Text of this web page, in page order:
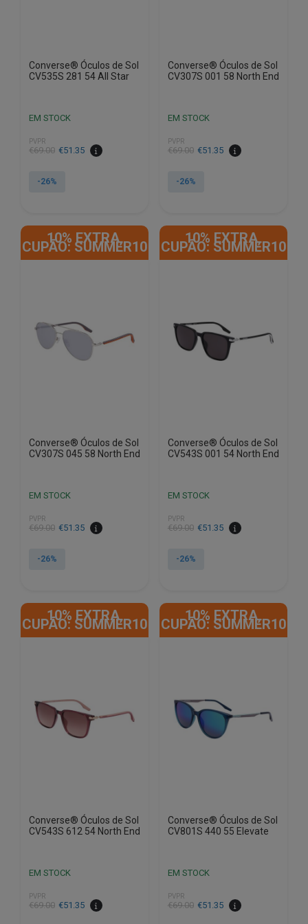
Converse® Óculos de Sol
CV535S 281 54 All Star
EM STOCK
PVPR
€69.00
O
original
€51.35
O
atual
-26%
Converse® Óculos de Sol
CV307S 001 58 North End
EM STOCK
PVPR
€69.00
O
original
€51.35
O
atual
-26%
10% EXTRA,
CUPÃO: SUMMER10
Converse® Óculos de Sol
CV307S 045 58 North End
EM STOCK
PVPR
€69.00
O
original
€51.35
O
atual
-26%
10% EXTRA,
CUPÃO: SUMMER10
Converse® Óculos de Sol
CV543S 001 54 North End
EM STOCK
PVPR
€69.00
O
original
€51.35
O
atual
-26%
10% EXTRA,
CUPÃO: SUMMER10
Converse® Óculos de Sol
CV543S 612 54 North End
EM STOCK
PVPR
€69.00
O
€51.35
O
10% EXTRA,
CUPÃO: SUMMER10
Converse® Óculos de Sol
CV801S 440 55 Elevate
EM STOCK
PVPR
€69.00
O
€51.35
O